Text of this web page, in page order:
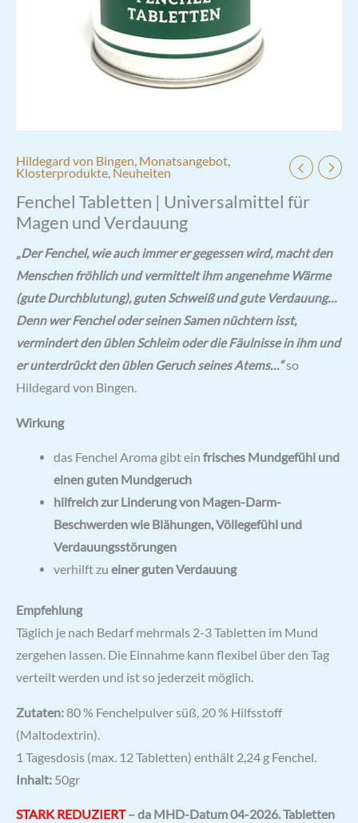
Hildegard von Bingen, Monatsangebot,
Klosterprodukte, Neuheiten
Fenchel Tabletten | Universalmittel für
Magen und Verdauung
„Der Fenchel, wie auch immer er gegessen wird, macht den
Menschen fröhlich und vermittelt ihm angenehme Wärme
(gute Durchblutung), guten Schweiß und gute Verdauung…
Denn wer Fenchel oder seinen Samen nüchtern isst,
vermindert den üblen Schleim oder die Fäulnisse in ihm und
er unterdrückt den üblen Geruch seines Atems…“so
Hildegard von Bingen.
Wirkung
das Fenchel Aroma gibt ein frisches Mundgefühl und
einen guten Mundgeruch
hilfreich zurLinderung von Magen-Darm-
Beschwerden wie Blähungen, Völlegefühl und
Verdauungsstörungen
verhilft zu einer guten Verdauung
Empfehlung
Täglich je nach Bedarf mehrmals 2-3 Tabletten im Mund
zergehen lassen. Die Einnahme kann flexibel über den Tag
verteilt werden und ist so jederzeit möglich.
Zutaten:80 % Fenchelpulver süß, 20 % Hilfsstoff
(Maltodextrin).
1 Tagesdosis (max. 12 Tabletten) enthält 2,24 g Fenchel.
Inhalt: 50gr
STARK REDUZIERT– da MHD-Datum 04-2026.Tabletten